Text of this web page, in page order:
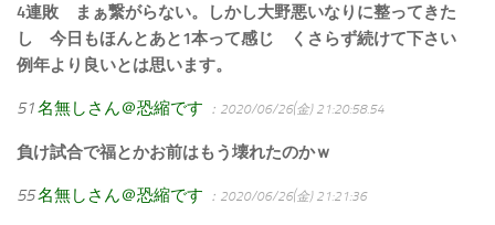
4連敗 まぁ繋がらない。しかし大野悪いなりに整ってきた
し 今日もほんとあと1本って感じ くさらず続けて下さい
例年より良いとは思います。
51名無しさん＠恐縮です ：2020/06/26(金) 21:20:58.54
負け試合で福とかお前はもう壊れたのかｗ
55名無しさん＠恐縮です ：2020/06/26(金) 21:21:36